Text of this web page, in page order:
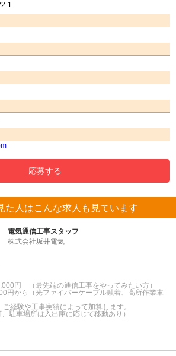
1
応募する
た人はこんな求人も見ています
電気通信工事スタッフ
株式会社坂井電気
円 （最先端の通信工事をやってみたい方）
から（光ファイバーケーブル融着、高所作業車
験や工事実績によって加算します。
駐車場所は入出庫に応じて移動あり）